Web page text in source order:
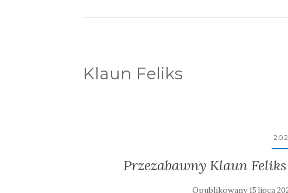
Klaun Feliks
Przezabawny Klaun
Opublikowany15 lipca